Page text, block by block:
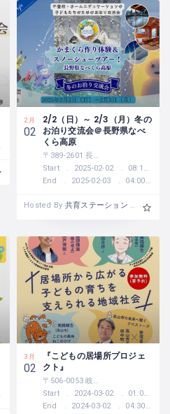
2月
02
2/2（日）～ 2/3（月）冬の
お泊り交流会＠長野県なべ
くら高原
〒389-2601 長野県飯山市照岡１５７１−１５
Start
2025-02-02
08:15 AM
End
2025-02-03 04:00 PM
Hosted By 共育ステーション 地球の家
3月
02
『こどもの居場所プロジェ
クト』
〒506-0053 岐阜県高山市昭和町１丁目１８８−１
Start
2024-03-02
01:00 PM
End
2024-03-02 04:30 PM